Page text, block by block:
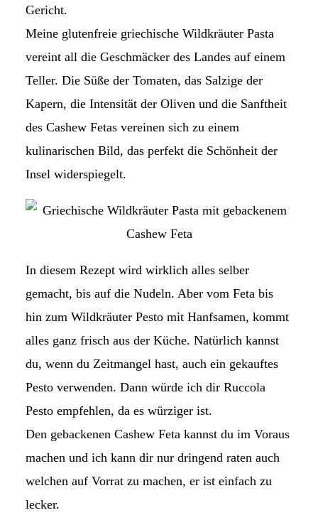
Gericht.
Meine glutenfreie griechische Wildkräuter Pasta
vereint all die Geschmäcker des Landes auf einem
Teller. Die Süße der Tomaten, das Salzige der
Kapern, die Intensität der Oliven und die Sanftheit
des Cashew Fetas vereinen sich zu einem
kulinarischen Bild, das perfekt die Schönheit der
Insel widerspiegelt.
In diesem Rezept wird wirklich alles selber
gemacht, bis auf die Nudeln. Aber vom Feta bis
hin zum Wildkräuter Pesto mit Hanfsamen, kommt
alles ganz frisch aus der Küche. Natürlich kannst
du, wenn du Zeitmangel hast, auch ein gekauftes
Pesto verwenden. Dann würde ich dir Ruccola
Pesto empfehlen, da es würziger ist.
Den gebackenen Cashew Feta kannst du im Voraus
machen und ich kann dir nur dringend raten auch
welchen auf Vorrat zu machen, er ist einfach zu
lecker.